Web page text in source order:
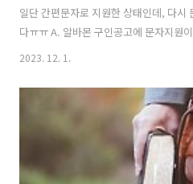
일단 간편문자로 지원한 상태인데, 다시
다ㅠㅠ A. 알바몬 구인공고에 문자지원
을 하셨다면 제대로 지원하신 겁니다. 알
서 굳이 문자로 재지원할 이유는 없습니
답변 발췌 ​https://blog.naver.com/
몬 간편문자지원, 온라인 지원 FAQ 오
인 지원에 대한 포스팅입니다. 지식iN 은
로... blog.naver.com
2023. 12. 1.